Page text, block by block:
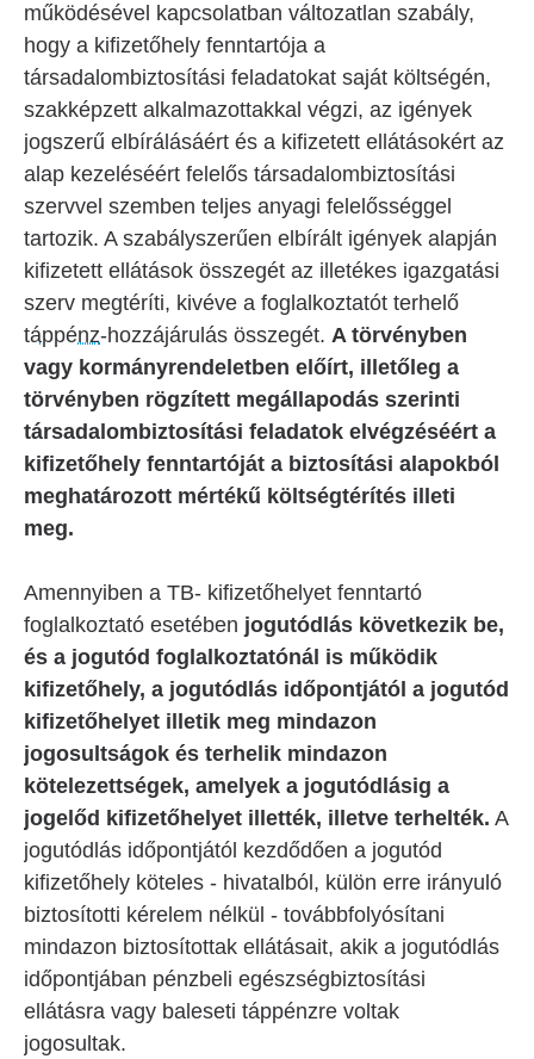
működésével kapcsolatban változatlan szabály,
hogy a kifizetőhely fenntartója a
társadalombiztosítási feladatokat saját költségén,
szakképzett alkalmazottakkal végzi, az igények
jogszerű elbírálásáért és a kifizetett ellátásokért az
alap kezeléséért felelős társadalombiztosítási
szervvel szemben teljes anyagi felelősséggel
tartozik. A szabályszerűen elbírált igények alapján
kifizetett ellátások összegét az illetékes igazgatási
szerv megtéríti, kivéve a foglalkoztatót terhelő
táppénz-hozzájárulás összegét. A törvényben
vagy kormányrendeletben előírt, illetőleg a
törvényben rögzített megállapodás szerinti
társadalombiztosítási feladatok elvégzéséért a
kifizetőhely fenntartóját a biztosítási alapokból
meghatározott mértékű költségtérítés illeti
meg.
Amennyiben a TB- kifizetőhelyet fenntartó
foglalkoztató esetében jogutódlás következik be,
és a jogutód foglalkoztatónál is működik
kifizetőhely, a jogutódlás időpontjától a jogutód
kifizetőhelyet illetik meg mindazon
jogosultságok és terhelik mindazon
kötelezettségek, amelyek a jogutódlásig a
jogelőd kifizetőhelyet illették, illetve terhelték. A
jogutódlás időpontjától kezdődően a jogutód
kifizetőhely köteles - hivatalból, külön erre irányuló
biztosítotti kérelem nélkül - továbbfolyósítani
mindazon biztosítottak ellátásait, akik a jogutódlás
időpontjában pénzbeli egészségbiztosítási
ellátásra vagy baleseti táppénzre voltak
jogosultak.